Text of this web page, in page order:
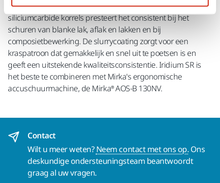
transport. Met een stabiele en robuuste drager en efficiënte
siliciumcarbide korrels presteert het consistent bij het
schuren van blanke lak, aflak en lakken en bij
composietbewerking. De slurrycoating zorgt voor een
kraspatroon dat gemakkelijk en snel uit te poetsen is en
geeft een uitstekende kwaliteitsconsistentie. Iridium SR is
het beste te combineren met Mirka's ergonomische
accuschuurmachine, de Mirka® AOS-B 130NV.
Contact
Wilt u meer weten?Neem contact met ons op. Ons
deskundige ondersteuningsteam beantwoordt
graag al uw vragen.